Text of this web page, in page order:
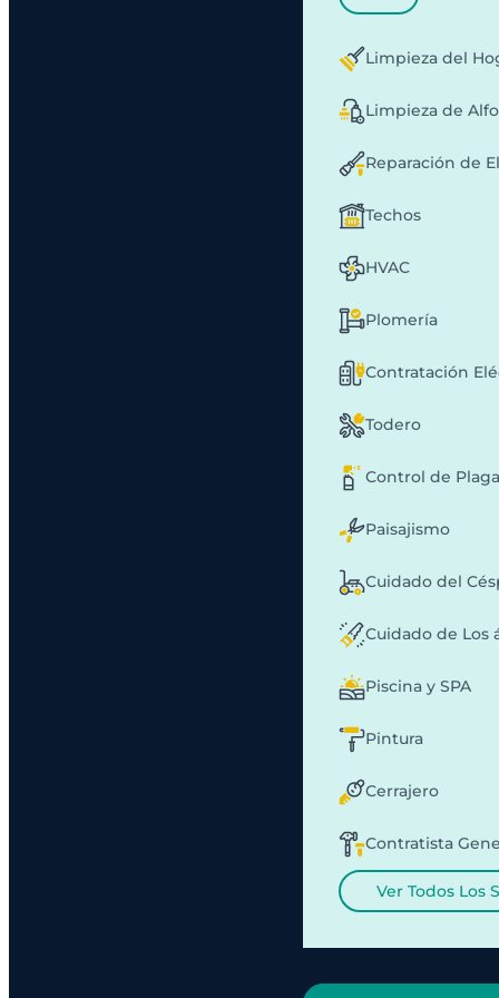
Limpieza del
Limpieza de
Reparación de
Techos
HVAC
Plomería
Contratación
Todero
Control de
Paisajismo
Cuidado del
Cuidado de Los
Piscina y SPA
Pintura
Cerrajero
Contratista
Ver Todos Los